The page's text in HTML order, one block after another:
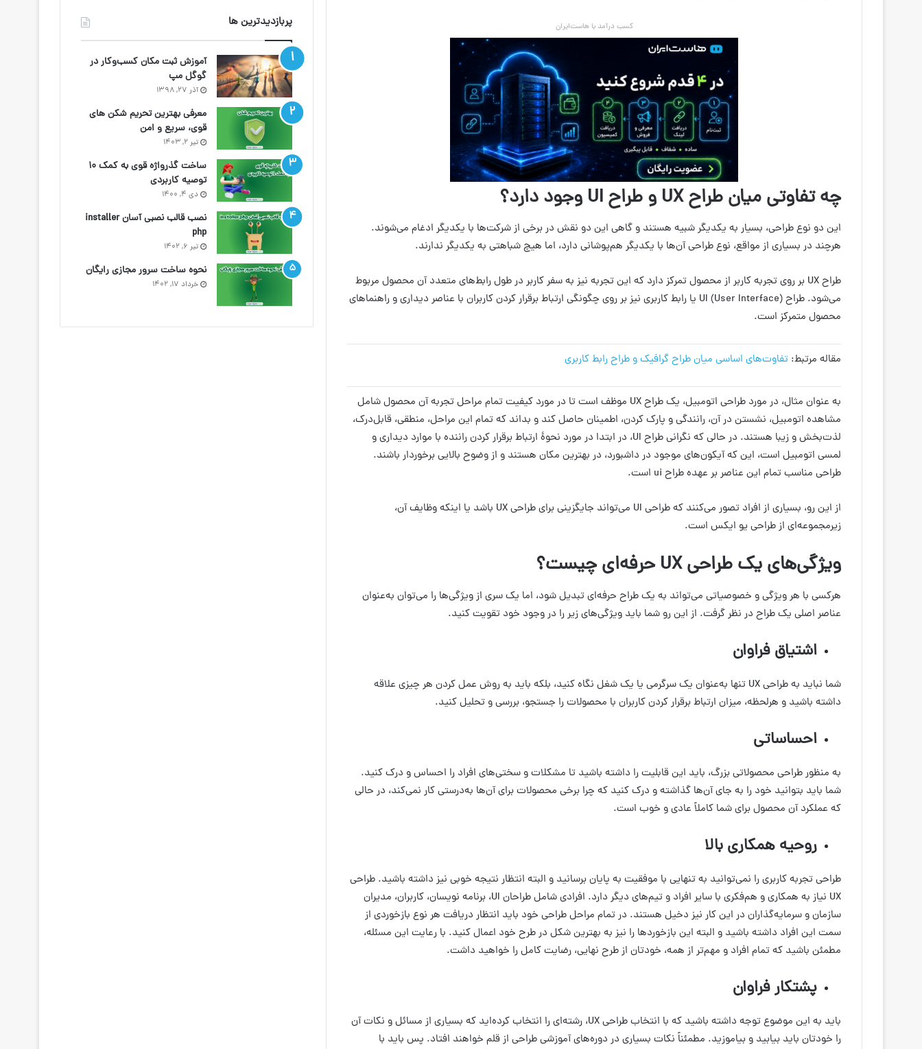
کسب درآمد با هاست‌ایران
چه تفاوتی میان طراحUX و طراح UI وجود دارد؟
این دو نوع طراحی، بسیار به یکدیگر شبیه هستند و گاهی این دو نقش در برخی از شرکت‌ها با یکدیگر ادغام می‌شوند.
هرچند در بسیاری از مواقع، نوع طراحی آن‌ها با یکدیگر هم‌پوشانی دارد، اما هیچ شباهتی به یکدیگر ندارند.
طراح UX بر روی تجربه کاربر از محصول تمرکز دارد که این تجربه نیز به سفر کاربر در طول رابط‌های متعدد آن محصول مربوط
می‌شود. طراح UI (User Interface) یا رابط کاربری نیز بر روی چگونگی ارتباط برقرار کردن کاربران با عناصر دیداری و راهنماهای
محصول متمرکز است.
مقاله مرتبط: تفاوت‌های اساسی میان طراح گرافیک و طراح رابط کاربری
به عنوان مثال، در مورد طراحی اتومبیل، یک طراح UX موظف است تا در مورد کیفیت تمام مراحل تجربه آن محصول شامل
مشاهده اتومبیل، نشستن در آن، رانندگی و پارک کردن، اطمینان حاصل کند و بداند که تمام این مراحل، منطقی، قابل‌درک،
لذت‌بخش و زیبا هستند. در حالی که نگرانی طراح UI، در ابتدا در مورد نحوهٔ ارتباط برقرار کردن راننده با موارد دیداری و
لمسی اتومبیل است، این که آیکون‌های موجود در داشبورد، در بهترین مکان هستند و از وضوح بالایی برخوردار باشند.
طراحی مناسب تمام این عناصر بر عهده طراح ui است.
از این رو، بسیاری از افراد تصور می‌کنند که طراحی UI می‌تواند جایگزینی برای طراحی UX باشد یا اینکه وظایف آن،
زیرمجموعه‌ای از طراحی یو ایکس است.
ویژگی‌های یک طراحیUX حرفه‌ای چیست؟
هرکسی با هر ویژگی و خصوصیاتی می‌تواند به یک طراح حرفه‌ای تبدیل شود، اما یک سری از ویژگی‌ها را می‌توان به‌عنوان
عناصر اصلی یک طراح در نظر گرفت. از این رو شما باید ویژگی‌های زیر را در وجود خود تقویت کنید.
اشتیاق فراوان
شما نباید به طراحی UX تنها به‌عنوان یک سرگرمی یا یک شغل نگاه کنید، بلکه باید به روش عمل کردن هر چیزی علاقه
داشته باشید و هرلحظه، میزان ارتباط برقرار کردن کاربران با محصولات را جستجو، بررسی و تحلیل کنید.
احساساتی
به منظور طراحی محصولاتی بزرگ، باید این قابلیت را داشته باشید تا مشکلات و سختی‌های افراد را احساس و درک کنید.
شما باید بتوانید خود را به جای آن‌ها گذاشته و درک کنید که چرا برخی محصولات برای آن‌ها به‌درستی کار نمی‌کند، در حالی
که عملکرد آن محصول برای شما کاملاً عادی و خوب است.
روحیه همکاری بالا
طراحی تجربه کاربری را نمی‌توانید به تنهایی با موفقیت به پایان برسانید و البته انتظار نتیجه خوبی نیز داشته باشید. طراحی
UX نیاز به همکاری و هم‌فکری با سایر افراد و تیم‌های دیگر دارد. افرادی شامل طراحان UI، برنامه نویسان، کاربران، مدیران
سازمان و سرمایه‌گذاران در این کار نیز دخیل هستند. در تمام مراحل طراحی خود باید انتظار دریافت هر نوع بازخوردی از
سمت این افراد داشته باشید و البته این بازخوردها را نیز به بهترین شکل در طرح خود اعمال کنید. با رعایت این مسئله،
مطمئن باشید که تمام افراد و مهم‌تر از همه، خودتان از طرح نهایی، رضایت کامل را خواهید داشت.
پشتکار فراوان
باید به این موضوع توجه داشته باشید که با انتخاب طراحی UX، رشته‌ای را انتخاب کرده‌اید که بسیاری از مسائل و نکات آن
را خودتان باید بیابید و بیاموزید. مطمئناً نکات بسیاری در دوره‌های آموزشی طراحی از قلم خواهند افتاد. پس باید با
پربازدیدترین ها
آموزش ثبت مکان کسب‌وکار در
گوگل مپ
آذر ۲۷, ۱۳۹۸
معرفی بهترین تحریم شکن های
قوی، سریع و امن
تیر ۲, ۱۴۰۳
ساخت گذرواژه قوی به کمک ۱۰
توصیه کاربردی
دی ۴, ۱۴۰۰
نصب قالب نصبی آسان installer
php
تیر ۶, ۱۴۰۲
نحوه ساخت سرور مجازی رایگان
خرداد ۱۷, ۱۴۰۲